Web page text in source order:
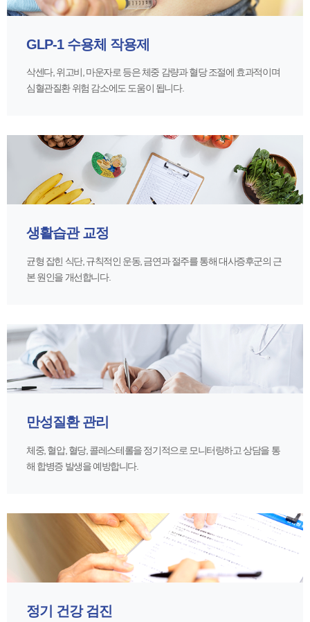
GLP-1 수용체 작용제
삭센다, 위고비, 마운자로 등은 체중 감량과 혈당 조절에 효과적이며
심혈관질환 위험 감소에도 도움이 됩니다.
생활습관 교정
균형 잡힌 식단, 규칙적인 운동, 금연과 절주를 통해 대사증후군의 근
본 원인을 개선합니다.
만성질환 관리
체중, 혈압, 혈당, 콜레스테롤을 정기적으로 모니터링하고 상담을 통
해 합병증 발생을 예방합니다.
정기 건강 검진